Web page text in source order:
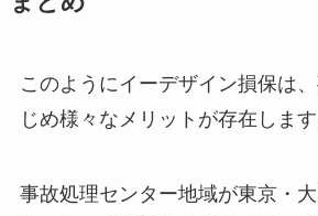
このようにイーデザイン損保は
じめ様々なメリットが存在します
事故処理センター地域が東京・